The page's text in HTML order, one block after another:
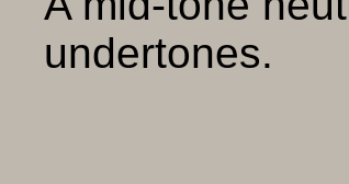
undertones.